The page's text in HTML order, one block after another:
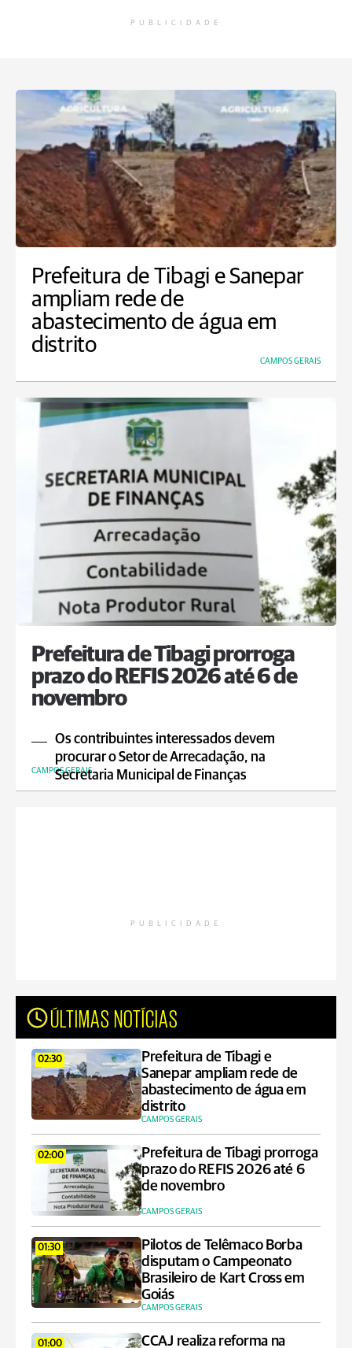
PUBLICIDADE
Prefeitura de Tibagi e Sanepar
ampliam rede de
abastecimento de água em
distrito
CAMPOS GERAIS
Prefeitura de Tibagi prorroga
prazo do REFIS 2026 até 6 de
novembro
Os contribuintes interessados devem
procurar o Setor de Arrecadação, na
Secretaria Municipal de Finanças
CAMPOS GERAIS
PUBLICIDADE
ÚLTIMAS NOTÍCIAS
02:30
Prefeitura de Tibagi e
Sanepar ampliam rede de
abastecimento de água em
distrito
CAMPOS GERAIS
02:00
Prefeitura de Tibagi prorroga
prazo do REFIS 2026 até 6
de novembro
CAMPOS GERAIS
01:30
Pilotos de Telêmaco Borba
disputam o Campeonato
Brasileiro de Kart Cross em
Goiás
CAMPOS GERAIS
01:00
CCAJ realiza reforma na